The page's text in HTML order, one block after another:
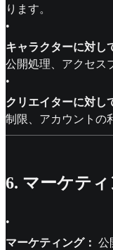
ります。
•
キャラクターに対し
公開処理、アクセス
•
クリエイターに対し
制限、アカウントの
6. マーケテ
•
マーケティング： 公